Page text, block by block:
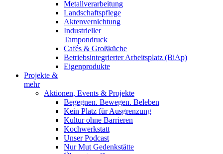
Metallverarbeitung
Landschaftspflege
Aktenvernichtung
Industrieller
Tampondruck
Cafés & Großküche
Betriebsintegrierter Arbeitsplatz (BiAp)
Eigenprodukte
Projekte &
mehr
Aktionen, Events & Projekte
Begegnen. Bewegen. Beleben
Kein Platz für Ausgrenzung
Kultur ohne Barrieren
Kochwerkstatt
Unser Podcast
Nur Mut Gedenkstätte